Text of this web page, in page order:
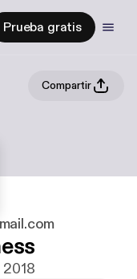
Prueba gratis
Compartir
2018